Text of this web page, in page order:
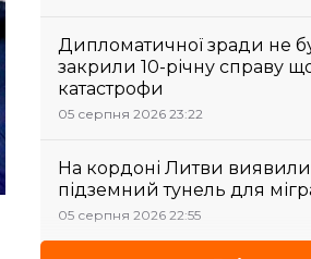
Дипломатичної зради не
закрили 10-річну справу
катастрофи
05 серпня 2026 23:22
На кордоні Литви виявили
підземний тунель для
05 серпня 2026 22:55